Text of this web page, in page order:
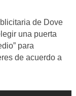
de Dove
una puerta
para
de acuerdo a